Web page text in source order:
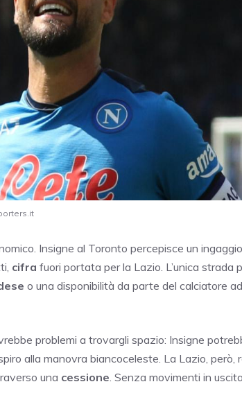
Insigne al Toronto percepisce un
cifra fuori portata per la Lazio. L’unica strada
o una disponibilità da parte del calciatore
problemi a trovargli spazio: Insigne
alla manovra biancoceleste. La Lazio,
una cessione . Senza movimenti in